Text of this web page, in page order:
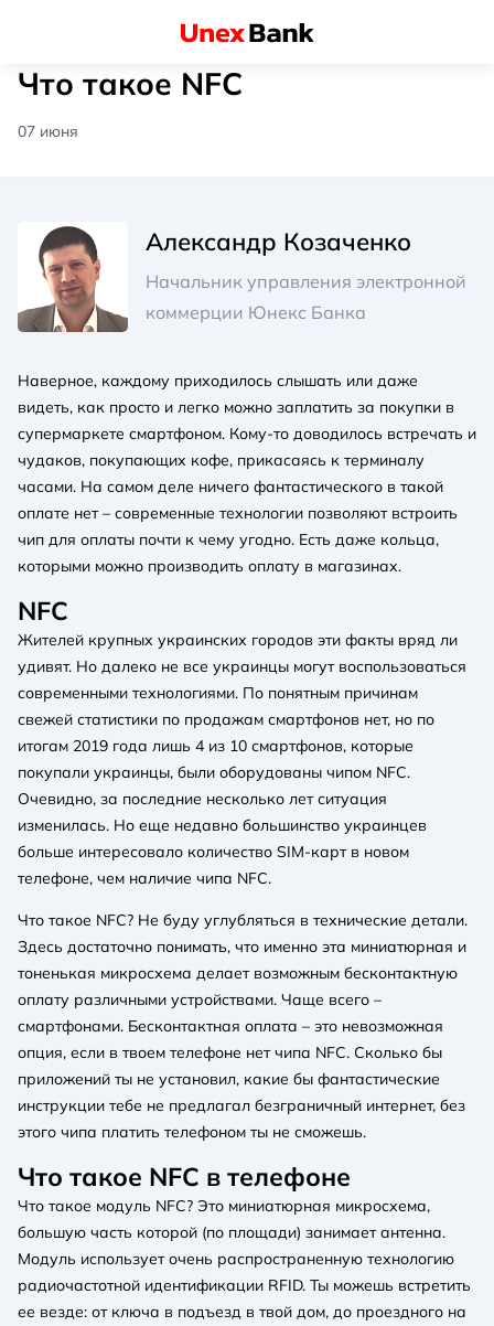
Что такое NFC
07 июня
Александр Козаченко
Начальник управления электронной
коммерции Юнекс Банка
Наверное, каждому приходилось слышать или даже
видеть, как просто и легко можно заплатить за покупки в
супермаркете смартфоном. Кому-то доводилось встречать и
чудаков, покупающих кофе, прикасаясь к терминалу
часами. На самом деле ничего фантастического в такой
оплате нет – современные технологии позволяют встроить
чип для оплаты почти к чему угодно. Есть даже кольца,
которыми можно производить оплату в магазинах.
NFC
Жителей крупных украинских городов эти факты вряд ли
удивят. Но далеко не все украинцы могут воспользоваться
современными технологиями. По понятным причинам
свежей статистики по продажам смартфонов нет, но по
итогам 2019 года лишь 4 из 10 смартфонов, которые
покупали украинцы, были оборудованы чипом NFC.
Очевидно, за последние несколько лет ситуация
изменилась. Но еще недавно большинство украинцев
больше интересовало количество SIM-карт в новом
телефоне, чем наличие чипа NFC.
Что такое NFC? Не буду углубляться в технические детали.
Здесь достаточно понимать, что именно эта миниатюрная и
тоненькая микросхема делает возможным бесконтактную
оплату различными устройствами. Чаще всего –
смартфонами. Бесконтактная оплата – это невозможная
опция, если в твоем телефоне нет чипа NFC. Сколько бы
приложений ты не установил, какие бы фантастические
инструкции тебе не предлагал безграничный интернет, без
этого чипа платить телефоном ты не сможешь.
Что такое NFC в телефоне
Что такое модуль NFC? Это миниатюрная микросхема,
большую часть которой (по площади) занимает антенна.
Модуль использует очень распространенную технологию
радиочастотной идентификации RFID. Ты можешь встретить
ее везде: от ключа в подъезд в твой дом, до проездного на